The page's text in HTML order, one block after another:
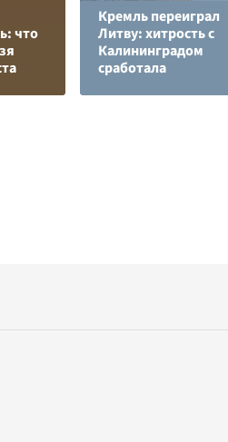
что
Кремль переиграл
Литву: хитрость с
Калининградом
сработала